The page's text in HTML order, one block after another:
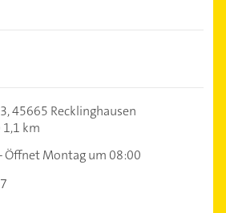
45665 Recklinghausen
1,1 km
Öffnet Montag um 08:00